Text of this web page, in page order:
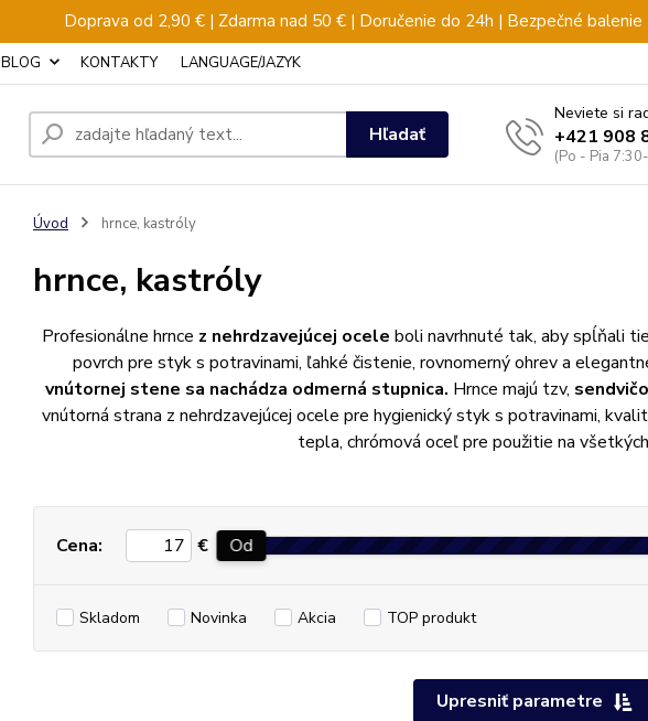
Doprava od 2,90 € | Zdarma nad 50 € | Doručenie do 24h | Bezpečné balenie
BLOG KONTAKTY LANGUAGE/JAZYK
Hľadať
Neviete si
+421 908
(Po - Pia
Úvod hrnce, kastróly
hrnce, kastróly
Profesionálne hrnce z nehrdzavejúcej ocele boli navrhnuté tak, aby spĺňali
povrch pre styk s potravinami, ľahké čistenie, rovnomerný ohrev a
vnútornej stene sa nachádza odmerná stupnica. Hrnce majú tzv,
vnútorná strana z nehrdzavejúcej ocele pre hygienický styk s potravinami,
tepla, chrómová oceľ pre použitie na
Upresniť parametre
Cena: € Od
Skladom Novinka Akcia TOP produkt